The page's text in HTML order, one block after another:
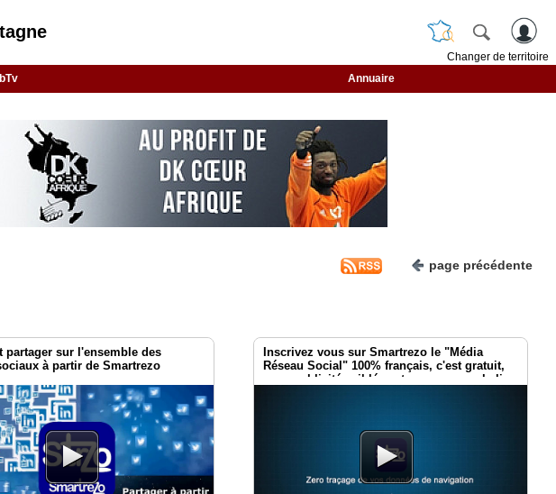
Changer de territoire
Annuaire
page précédente
partager sur l'ensemble des
à partir de Smartrezo
Inscrivez vous sur Smartrezo le "Média
Réseau Social" 100% français, c'est gratuit,
sans publicités ciblées et sans aucune balise